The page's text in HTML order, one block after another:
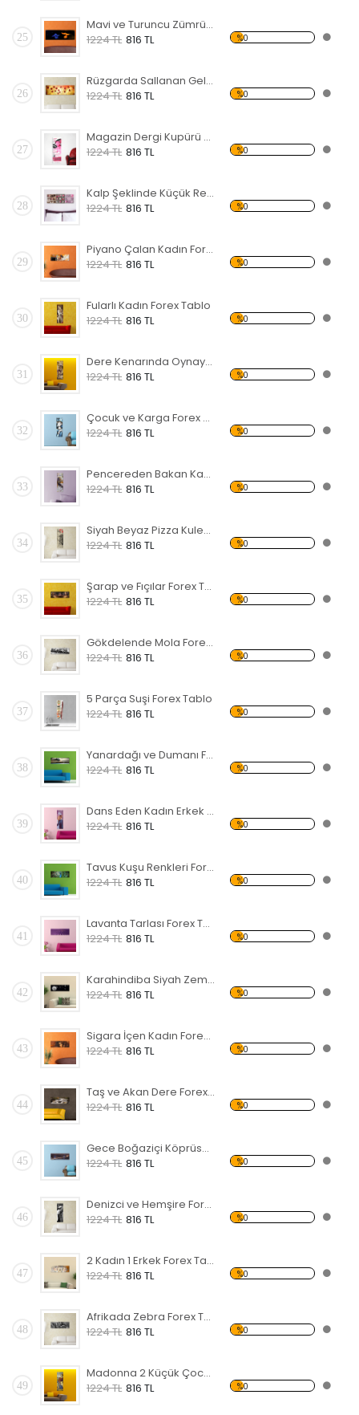
25
Mavi ve Turuncu Zümrüdü Anka Forex Tablo
1224 TL 816 TL %0
26
Rüzgarda Sallanan Gelincikler Forex Tablo
1224 TL 816 TL %0
27
Magazin Dergi Kupürü Forex Tablo
1224 TL 816 TL %0
28
Kalp Şeklinde Küçük Resimler Forex Tablo
1224 TL 816 TL %0
29
Piyano Çalan Kadın Forex Tablo
1224 TL 816 TL %0
30
Fularlı Kadın Forex Tablo
1224 TL 816 TL %0
31
Dere Kenarında Oynayan Çocuklar Forex Tablo
1224 TL 816 TL %0
32
Çocuk ve Karga Forex Tablo
1224 TL 816 TL %0
33
Pencereden Bakan Kadın Forex Tablo
1224 TL 816 TL %0
34
Siyah Beyaz Pizza Kulesi Forex Tablo
1224 TL 816 TL %0
35
Şarap ve Fıçılar Forex Tablo
1224 TL 816 TL %0
36
Gökdelende Mola Forex Tablo
1224 TL 816 TL %0
37
5 Parça Suşi Forex Tablo
1224 TL 816 TL %0
38
Yanardağı ve Dumanı Forex Tablo
1224 TL 816 TL %0
39
Dans Eden Kadın Erkek Forex Tablo
1224 TL 816 TL %0
40
Tavus Kuşu Renkleri Forex Tablo
1224 TL 816 TL %0
41
Lavanta Tarlası Forex Tablo
1224 TL 816 TL %0
42
Karahindiba Siyah Zemin Forex Tablo
1224 TL 816 TL %0
43
Sigara İçen Kadın Forex Tablo
1224 TL 816 TL %0
44
Taş ve Akan Dere Forex Tablo
1224 TL 816 TL %0
45
Gece Boğaziçi Köprüsü Forex Tablo
1224 TL 816 TL %0
46
Denizci ve Hemşire Forex Tablo
1224 TL 816 TL %0
47
2 Kadın 1 Erkek Forex Tablo
1224 TL 816 TL %0
48
Afrikada Zebra Forex Tablo
1224 TL 816 TL %0
49
Madonna 2 Küçük Çocuk Forex Tablo
1224 TL 816 TL %0